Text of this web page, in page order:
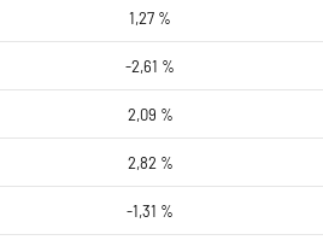
1,27 %
-2,61 %
2,09 %
2,82 %
-1,31 %